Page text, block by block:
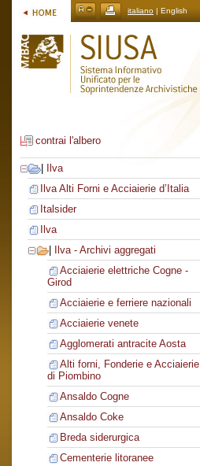
italiano | English
contrai l'albero
Ilva
Ilva Alti Forni e Acciaierie d’Italia
Italsider
Ilva
Ilva - Archivi aggregati
Acciaierie elettriche Cogne -
Girod
Acciaierie e ferriere nazionali
Acciaierie venete
Agglomerati antracite Aosta
Alti forni, Fonderie e Acciaierie
di Piombino
Ansaldo Cogne
Ansaldo Coke
Breda siderurgica
Cementerie litoranee